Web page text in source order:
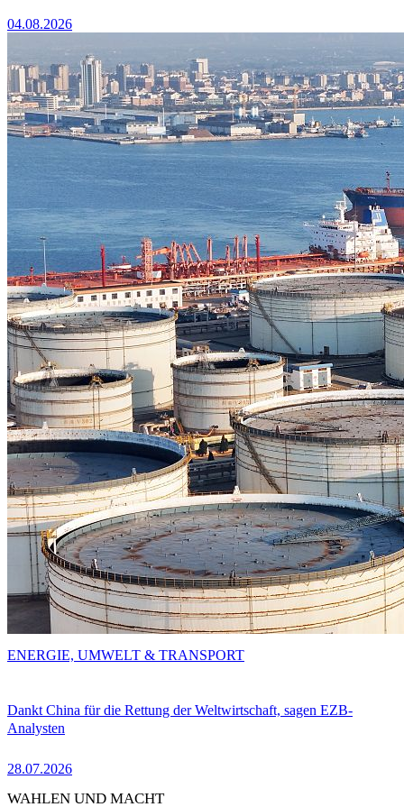
04.08.2026
Dankt China für die Rettung der Weltwirtschaft, sagen EZB-
Analysten
28.07.2026
ENERGIE, UMWELT & TRANSPORT
WAHLEN UND MACHT